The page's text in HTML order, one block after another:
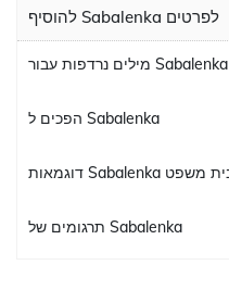
להוסיף Sabalenka לפרטים
מילים נרדפות עבור Sabalenka
הפכים ל Sabalenka
תרגומים של Sabalenka